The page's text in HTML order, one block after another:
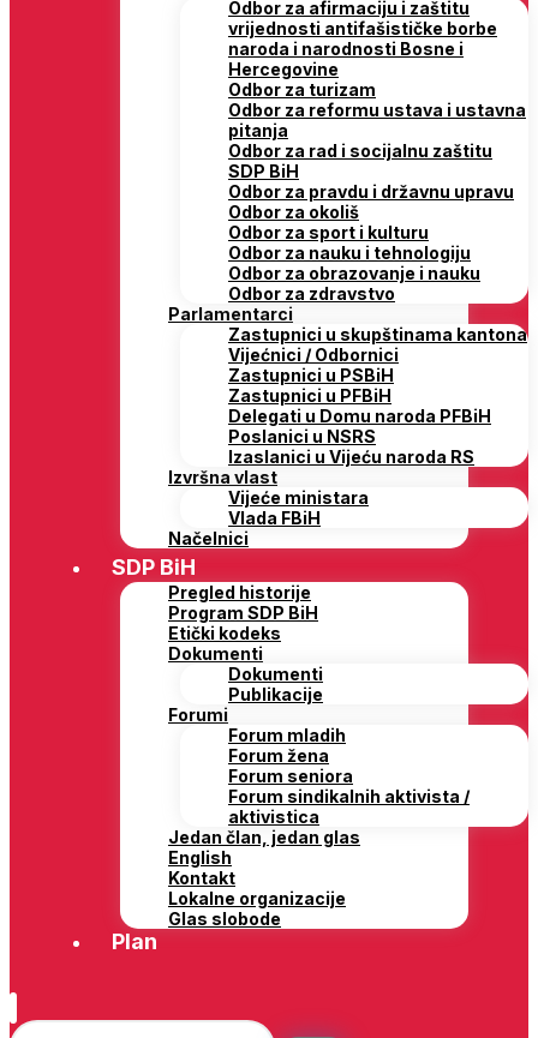
Odbor za afirmaciju i zaštitu
vrijednosti antifašističke borbe
naroda i narodnosti Bosne i
Hercegovine
Odbor za turizam
Odbor za reformu ustava i ustavna
pitanja
Odbor za rad i socijalnu zaštitu
SDP BiH
Odbor za pravdu i državnu upravu
Odbor za okoliš
Odbor za sport i kulturu
Odbor za nauku i tehnologiju
Odbor za obrazovanje i nauku
Odbor za zdravstvo
Parlamentarci
Zastupnici u skupštinama kantona
Vijećnici / Odbornici
Zastupnici u PSBiH
Zastupnici u PFBiH
Delegati u Domu naroda PFBiH
Poslanici u NSRS
Izaslanici u Vijeću naroda RS
Izvršna vlast
Vijeće ministara
Vlada FBiH
Načelnici
SDP BiH
Pregled historije
Program SDP BiH
Etički kodeks
Dokumenti
Dokumenti
Publikacije
Forumi
Forum mladih
Forum žena
Forum seniora
Forum sindikalnih aktivista /
aktivistica
Jedan član, jedan glas
English
Kontakt
Lokalne organizacije
Glas slobode
Plan